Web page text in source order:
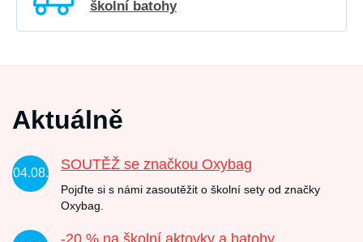
školní batohy
Aktuálně
04.08.
SOUTĚŽ se značkou Oxybag
Pojďte si s námi zasoutěžit o školní sety od značky
Oxybag.
-20 % na školní aktovky a batohy